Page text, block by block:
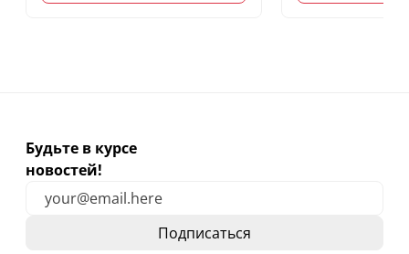
Будьте в курсе
новостей!